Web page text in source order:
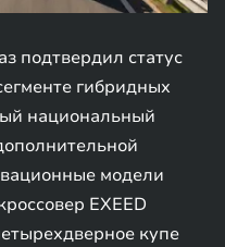
подтвердил статус
гибридных
национальный
модели
EXEED
купе